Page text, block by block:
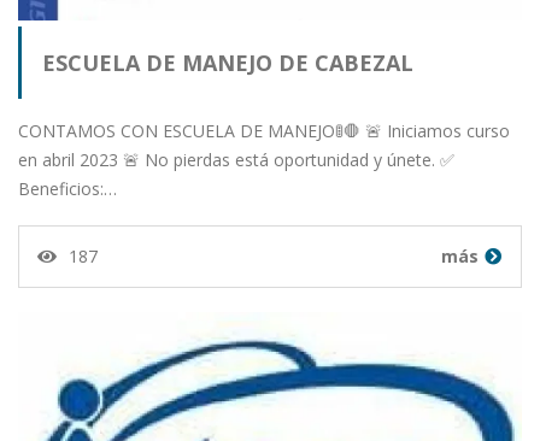
ESCUELA DE MANEJO DE CABEZAL
CONTAMOS CON ESCUELA DE MANEJO🚦🛑 🚨 Iniciamos curso
en abril 2023 🚨 No pierdas está oportunidad y únete. ✅
Beneficios:…
187 más